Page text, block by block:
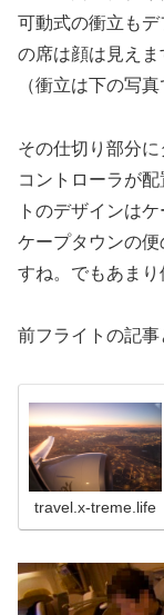
可動式の衝立も
の席は顔は見えま
（衝立は下の写
その仕切り部分
コントローラが
トのデザインは
ケープタウンの
すね。でもあまり
前フライトの記事
travel.x-treme.life